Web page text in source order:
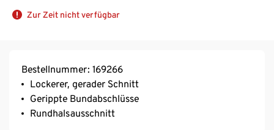
Zur Zeit nicht verfügbar
Bestellnummer: 169266
Lockerer, gerader Schnitt
Gerippte Bundabschlüsse
Rundhalsausschnitt